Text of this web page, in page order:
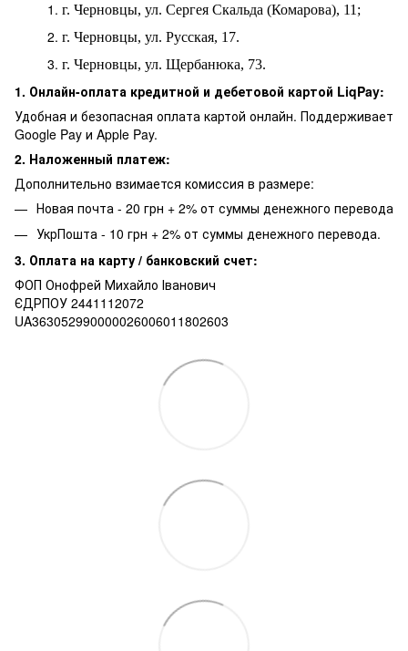
г. Черновцы, ул. Сергея Скальда (Комарова), 11;
г. Черновцы, ул. Русская, 17.
г. Черновцы, ул. Щербанюка, 73.
1. Онлайн-оплата кредитной и дебетовой картой LiqPay:
Удобная и безопасная оплата картой онлайн. Поддерживает
Google Pay и Apple Pay.
2. Наложенный платеж:
Дополнительно взимается комиссия в размере:
Новая почта - 20 грн + 2% от суммы денежного перевода
УкрПошта - 10 грн + 2% от суммы денежного перевода.
3. Оплата на карту / банковский счет:
ФОП Онофрей Михайло Іванович
ЄДРПОУ 2441112072
UA363052990000026006011802603